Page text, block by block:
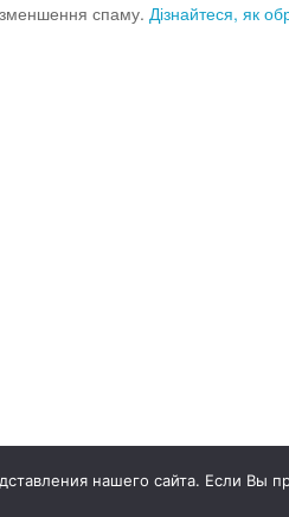
спаму. Дізнайтеся, як
нашего сайта. Если Вы